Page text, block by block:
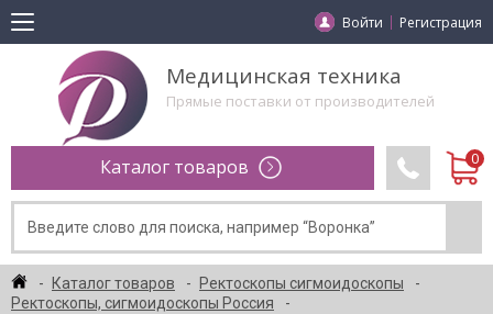
Войти Регистрация
Медицинская техника
Прямые поставки от производителей
Каталог товаров
Каталог товаров
Ректоскопы сигмоидоскопы
Ректоскопы, сигмоидоскопы Россия